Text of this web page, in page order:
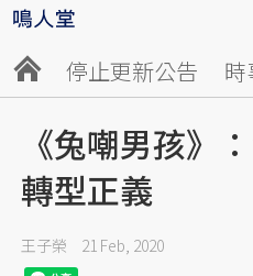
停止更新公告 時
《兔嘲男孩》
轉型正義
王子榮 21 Feb, 2020